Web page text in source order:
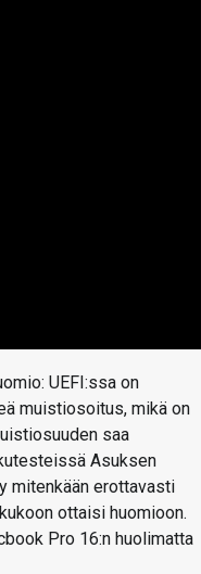
UEFI:ssa on
muistiosoitus, mikä on
saa
Asuksen
mitenkään erottavasti
ottaisi huomioon.
Pro 16:n huolimatta